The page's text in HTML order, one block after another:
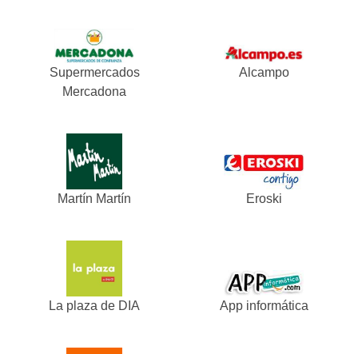
Supermercados
Mercadona
Alcampo
Martín Martín Eroski
La plaza de DIA App informática